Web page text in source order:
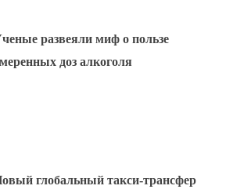
развеяли миф о пользе
доз алкоголя
глобальный такси-трансфер